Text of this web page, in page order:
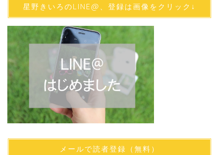
星野きいろのLINE@、登録は画像をクリック↓
メールで読者登録（無料）